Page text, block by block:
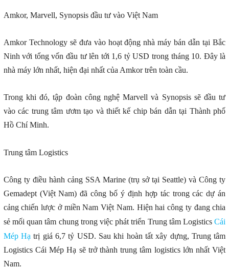
Amkor, Marvell, Synopsis đầu tư vào Việt Nam
Amkor Technology sẽ đưa vào hoạt động nhà máy bán dẫn tại Bắc
Ninh với tổng vốn đầu tư lên tới 1,6 tỷ USD trong tháng 10. Đây là
nhà máy lớn nhất, hiện đại nhất của Amkor trên toàn cầu.
Trong khi đó, tập đoàn công nghệ Marvell và Synopsis sẽ đầu tư
vào các trung tâm ươm tạo và thiết kế chip bán dẫn tại Thành phố
Hồ Chí Minh.
Trung tâm Logistics
Công ty điều hành cảng SSA Marine (trụ sở tại Seattle) và Công ty
Gemadept (Việt Nam) đã công bố ý định hợp tác trong các dự án
cảng chiến lược ở miền Nam Việt Nam. Hiện hai công ty đang chia
sẻ mối quan tâm chung trong việc phát triển Trung tâm LogisticsCái
Mép Hạ trị giá 6,7 tỷ USD. Sau khi hoàn tất xây dựng, Trung tâm
Logistics Cái Mép Hạ sẽ trở thành trung tâm logistics lớn nhất Việt
Nam.